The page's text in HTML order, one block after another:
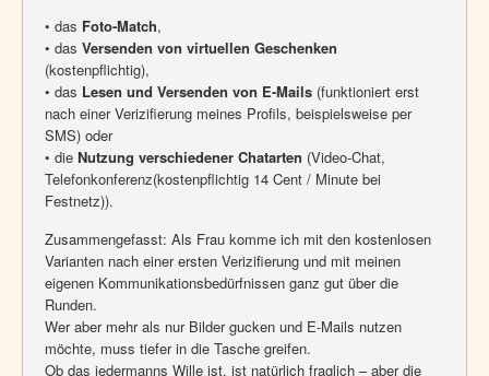
• das Foto-Match,
• das Versenden von virtuellen Geschenken
(kostenpflichtig),
• das Lesen und Versenden von E-Mails (funktioniert erst
nach einer Verizifierung meines Profils, beispielsweise per
SMS) oder
• die Nutzung verschiedener Chatarten (Video-Chat,
Telefonkonferenz(kostenpflichtig 14 Cent / Minute bei
Festnetz)).
Zusammengefasst: Als Frau komme ich mit den kostenlosen
Varianten nach einer ersten Verizifierung und mit meinen
eigenen Kommunikationsbedürfnissen ganz gut über die
Runden.
Wer aber mehr als nur Bilder gucken und E-Mails nutzen
möchte, muss tiefer in die Tasche greifen.
Ob das jedermanns Wille ist, ist natürlich fraglich – aber die